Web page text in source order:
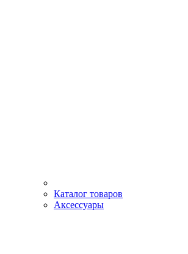
Каталог товаров
Аксессуары